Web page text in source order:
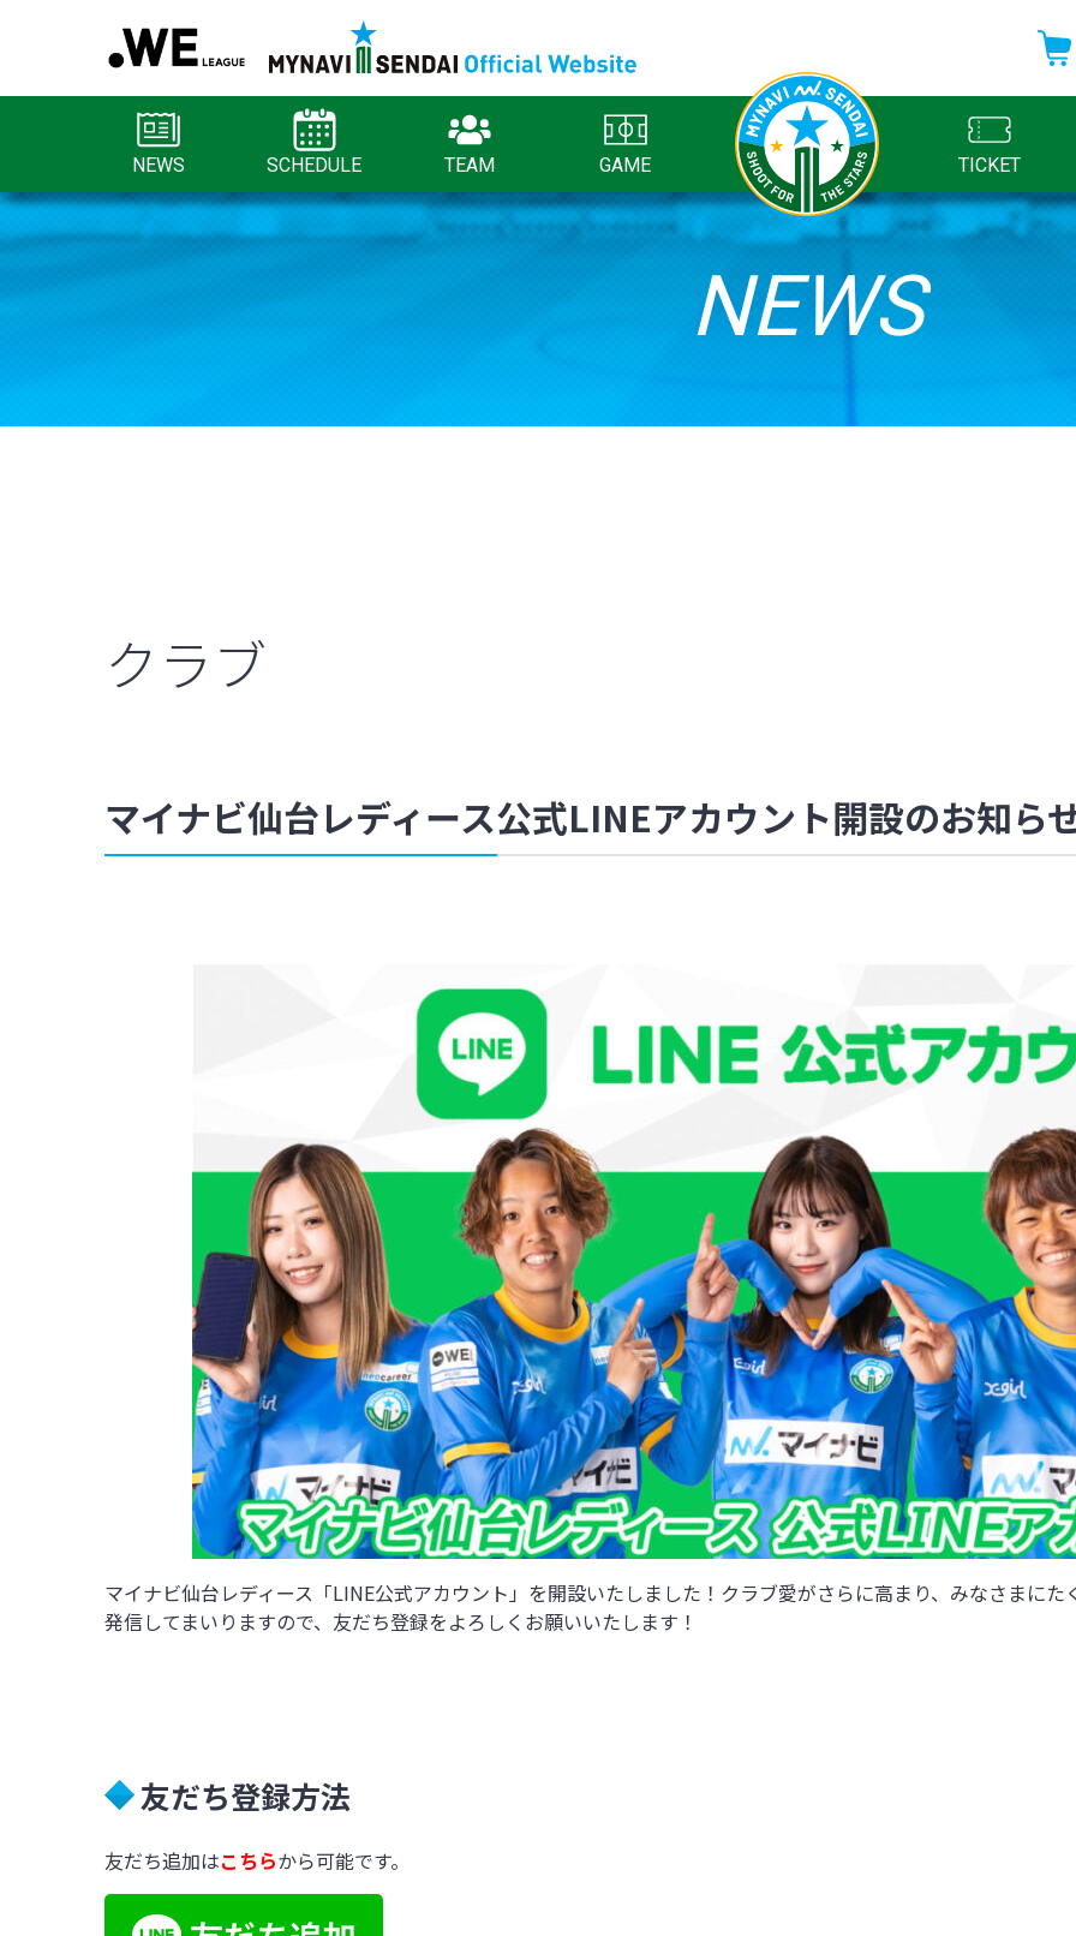
NEWS SCHEDULE TEAM GAME TICKET
NEWS
クラブ
マイナビ仙台レディース公式LINEアカウント開設のお知ら
マイナビ仙台レディース「LINE公式アカウント」を開設いたしました！クラブ愛がさらに高まり、みなさまに
発信してまいりますので、友だち登録をよろしくお願いいたします！
友だち登録方法
友だち追加はこちらから可能です。